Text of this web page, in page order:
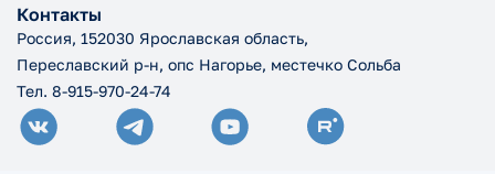
Контакты
Россия, 152030 Ярославская область,
Переславский р-н, опс Нагорье, местечко Сольба
Тел. 8-915-970-24-74